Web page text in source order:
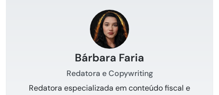
Bárbara Faria
Redatora e Copywriting
Redatora especializada em conteúdo fiscal e